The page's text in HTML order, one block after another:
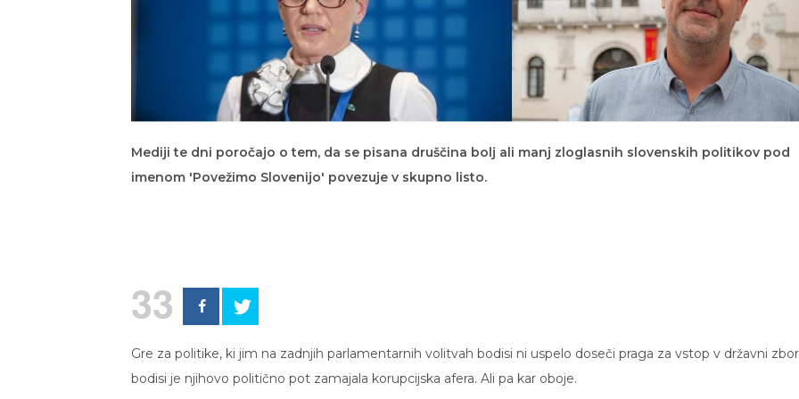
Mediji te dni poročajo o tem, da se pisana druščina bolj ali manj zloglasnih slovenskih politikov pod
imenom 'Povežimo Slovenijo' povezuje v skupno listo.
33
Gre za politike, ki jim na zadnjih parlamentarnih volitvah bodisi ni uspelo doseči praga za vstop v državni
bodisi je njihovo politično pot zamajala korupcijska afera. Ali pa kar oboje.